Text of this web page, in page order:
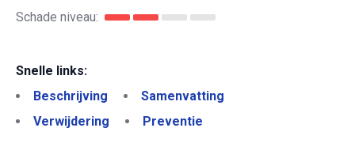
Schade niveau:
Snelle links:
Beschrijving
Samenvatting
Verwijdering
Preventie